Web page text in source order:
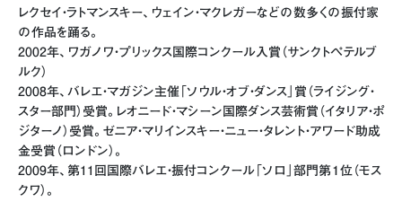
レクセイ・ラトマンスキー、ウェイン・マクレガーなどの数多くの振付家
の作品を踊る。
2002年、ワガノワ・プリックス国際コンクール入賞（サンクトペテルブ
ルク）
2008年、バレエ・マガジン主催「ソウル・オブ・ダンス」賞（ライジング・
スター部門）受賞。レオニード・マシーン国際ダンス芸術賞（イタリア・ポ
ジターノ）受賞。ゼニア・マリインスキー・ニュー・タレント・アワード助成
金受賞（ロンドン）。
2009年、第11回国際バレエ・振付コンクール「ソロ」部門第１位（モス
クワ）。